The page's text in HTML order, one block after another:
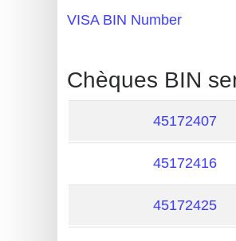
My
Address
?
Lookup
BIN
/
VISA BIN Number
Chèques BIN
45172407
45172416
45172425